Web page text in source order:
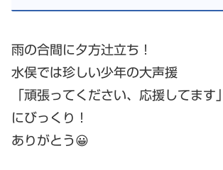
雨の合間に夕方辻立ち！
水俣では珍しい少年の大声援
「頑張ってください、応援してます」
にびっくり！
ありがとう😀